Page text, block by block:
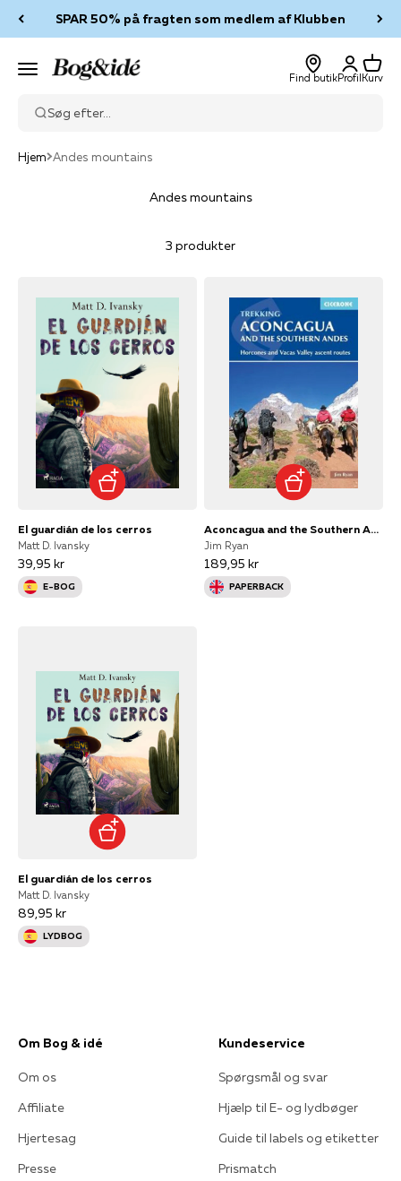
SPAR 50% på fragten som medlem af Klubben
Menu Bog & idé
Find butik
Log ind
Profil
Kurv
Kurv
Søg efter...
Hjem Andes mountains
Andes mountains
3 produkter
El guardián de los cerros
Matt D. Ivansky
39,95 kr
E-BOG
Aconcagua and the Southern Andes
Jim Ryan
189,95 kr
PAPERBACK
El guardián de los cerros
Matt D. Ivansky
89,95 kr
LYDBOG
Om Bog & idé
Om os
Affiliate
Hjertesag
Presse
Kundeservice
Spørgsmål og svar
Hjælp til E- og lydbøger
Guide til labels og etiketter
Prismatch